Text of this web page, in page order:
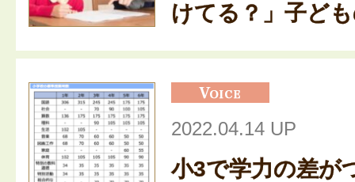
けてる？」子ど
2022.04.14 UP
小3で学力の差が